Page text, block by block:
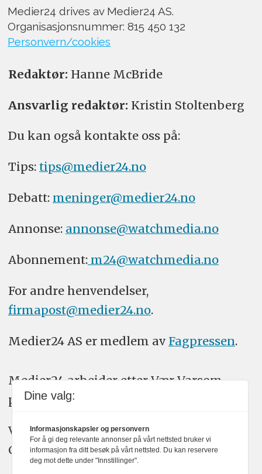
Medier24 drives av Medier24 AS.
Organisasjonsnummer: 815 450 132
Personvern/cookies
Redaktør: Hanne McBride
Ansvarlig redaktør: Kristin Stoltenberg
Du kan også kontakte oss på:
Tips: tips@medier24.no
Debatt: meninger@medier24.no
Annonse: annonse@watchmedia.no
Abonnement:m24@watchmedia.no
For andre henvendelser,
firmapost@medier24.no.
Medier24 AS er medlem av Fagpressen.
Medier24 arbeider etter Vær Varsom-
plakatens regler for god presseskikk.
Vi bruker KI-verktøy som ChatGPT,
Claude, og Gemini i journalistikken vår.
Dine valg:
Informasjonskapsler og personvern
For å gi deg relevante annonser på vårt nettsted bruker vi
informasjon fra ditt besøk på vårt nettsted. Du kan reservere
deg mot dette under "Innstillinger".